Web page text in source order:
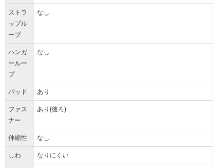
ストラ
ップル
ープ
なし
ハンガ
ールー
プ
なし
パッド
あり
ファス
ナー
あり(後ろ)
伸縮性
なし
しわ
なりにくい